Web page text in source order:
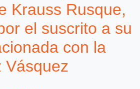
Krauss Rusque,
el suscrito a su
con la
Vásquez